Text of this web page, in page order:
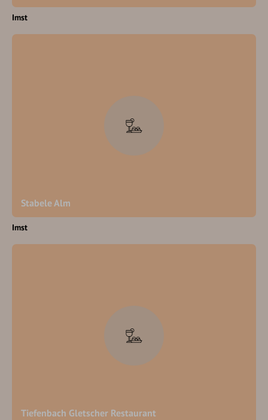
Imst
Stabele Alm
Imst
Tiefenbach Gletscher Restaurant